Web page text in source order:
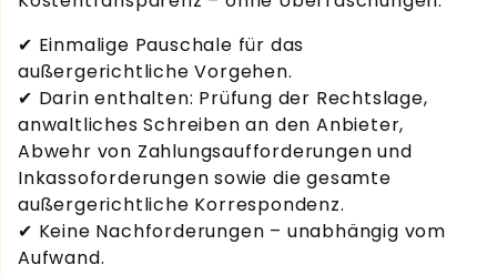
✔ Einmalige Pauschale für das
außergerichtliche Vorgehen.
✔ Darin enthalten: Prüfung der Rechtslage,
anwaltliches Schreiben an den Anbieter,
Abwehr von Zahlungsaufforderungen und
Inkassoforderungen sowie die gesamte
außergerichtliche Korrespondenz.
✔ Keine Nachforderungen – unabhängig vom
Aufwand.